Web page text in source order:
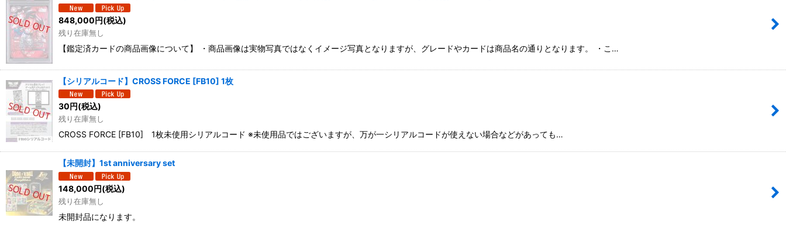
848,000円(税込)
残り在庫無し
【鑑定済カードの商品画像について】 ・商品画像は実物写真ではなくイメージ写真となりますが、グレードやカードは商品名の通りとなります。 ・こ…
【シリアルコード】CROSS FORCE [FB10] 1枚
30円(税込)
残り在庫無し
CROSS FORCE [FB10] 1枚未使用シリアルコード ※未使用品ではございますが、万が一シリアルコードが使えない場合などがあっても…
【未開封】1st anniversary set
148,000円(税込)
残り在庫無し
未開封品になります。